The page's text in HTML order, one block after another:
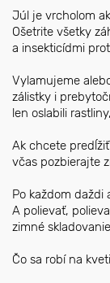
Júl je vrcholom
Ošetrite všetky
a insekticídmi
Vylamujeme
zálistky i
len oslabili
Ak chcete
včas pozbierajte
Po každom
A polievať,
zimné
Čo sa robí na